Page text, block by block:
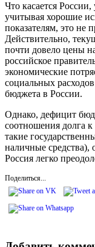
Что касается
учитывая хорошие
показателям, это не
Действительно,
почти довело цены
российское
экономические
социальных
бюджета в России.
Однако, дефицит
соотношения долга
такие
наличные средства),
Россия легко
Поделиться...